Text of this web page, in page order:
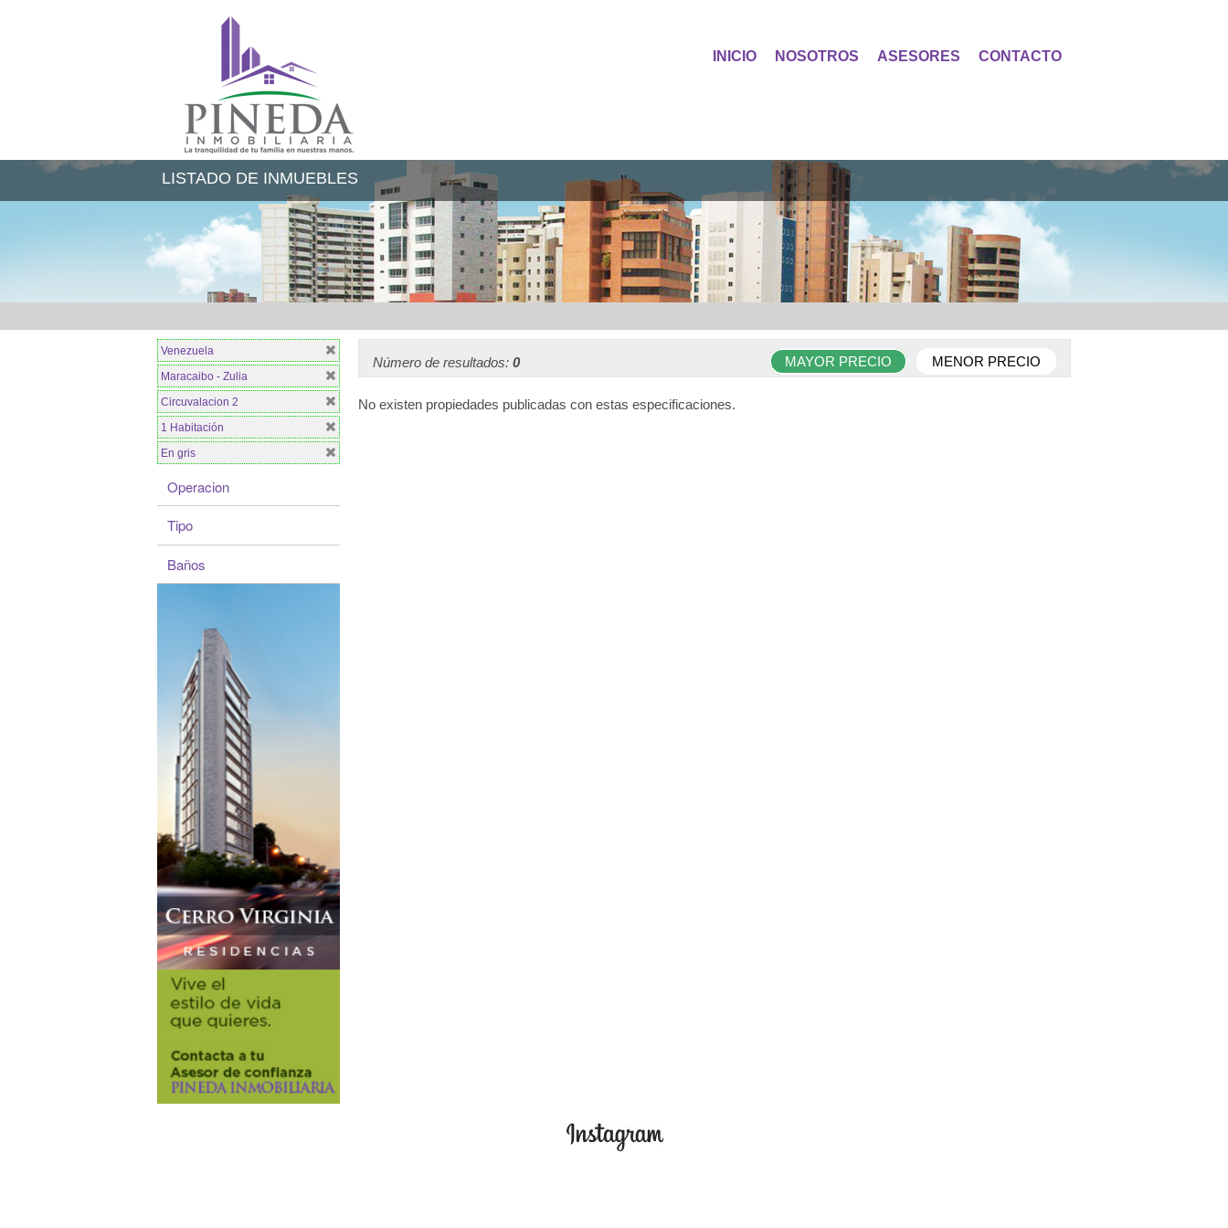
INICIO NOSOTROS ASESORES CONTACTO
LISTADO DE INMUEBLES
Venezuela
Maracaibo - Zulia
Circuvalacion 2
1 Habitación
En gris
Operacion
Tipo
Baños
MENOR PRECIO
MAYOR PRECIO
Número de resultados: 0
No existen propiedades publicadas con estas especificaciones.